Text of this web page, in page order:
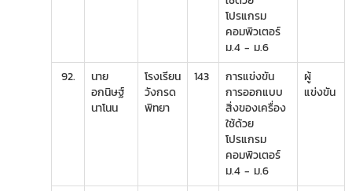
โปรแกรม
คอมพิวเตอร์
ม.4 - ม.6
92.
นาย
อกนิษฐ์
นาโนน
โรงเรียน
วังกรด
พิทยา
143
การแข่งขัน
การออกแบบ
สิ่งของเครื่อง
ใช้ด้วย
โปรแกรม
คอมพิวเตอร์
ม.4 - ม.6
ผู้
แข่งขัน